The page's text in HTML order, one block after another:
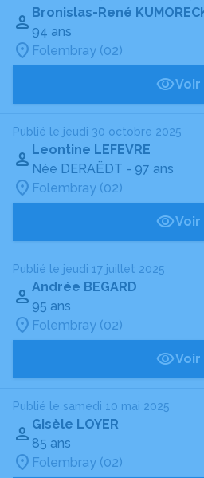
Bronislas-René
94 ans
Folembray (02)
Voir
Publié le jeudi 30 octobre 2025
Leontine LEFEVRE
Née DERAËDT - 97 ans
Folembray (02)
Voir
Publié le jeudi 17 juillet 2025
Andrée BEGARD
95 ans
Folembray (02)
Voir
Publié le samedi 10 mai 2025
Gisèle LOYER
85 ans
Folembray (02)